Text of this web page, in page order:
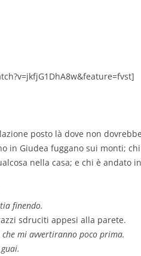
KIKA BOHR
MONICA
ROBERTO PLEVANO
posto là dove non
in Giudea fuggano sui monti;
nella casa; e chi è andato
finendo.
sdruciti appesi alla parete.
mi avvertiranno poco prima.